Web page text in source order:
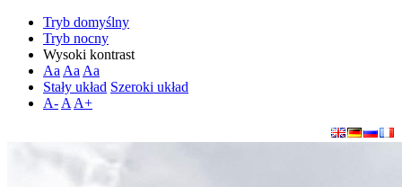
Tryb domyślny
Tryb nocny
Wysoki kontrast
Aa Aa Aa
Stały układ Szeroki układ
A- A A+